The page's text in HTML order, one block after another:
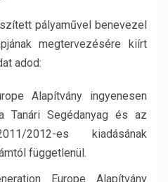
pályaművel benevezel
megtervezésére kiírt
adod:
Alapítvány ingyenesen
Tanári Segédanyag és az
2012-es kiadásának
függetlenül.
Europe Alapítvány